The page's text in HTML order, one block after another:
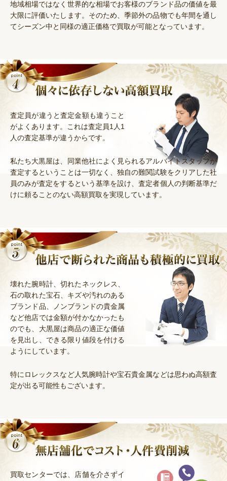
地域相場ではなく世界的な相場でお客様のブランド品の価値を最
大限に評価いたします。そのため、季節外の品物でも年間を通し
てシーズン中と同様の適正価格で買取が可能となっています。
査定員が違うと査定金額も違うこと
がよくあります。これは査定員1人1
人の査定基準が違うからです。
私たち大黒屋は、同業他社によく見られるアルバイトスタッフが
査定するということは一切なく、独自の難関試験をクリアした社
員のみが査定をするという基準を設け、査定者個人の判断基準だ
けに頼ることのない高額買取を実現しています。
壊れた腕時計、切れたネックレス、
石の取れた宝石、キズや汚れのある
ブランド品、ノンブランドの貴金属
など他店では金額が付かなかったも
のでも、大黒屋は商品の適正な価値
を見出し、できる限り値段を付ける
ようにしています。
特にロレックスなど人気腕時計や宝石貴金属などは思わぬ高額査
定が出る可能性もございます。
買取センターでは、店舗を介さずイ